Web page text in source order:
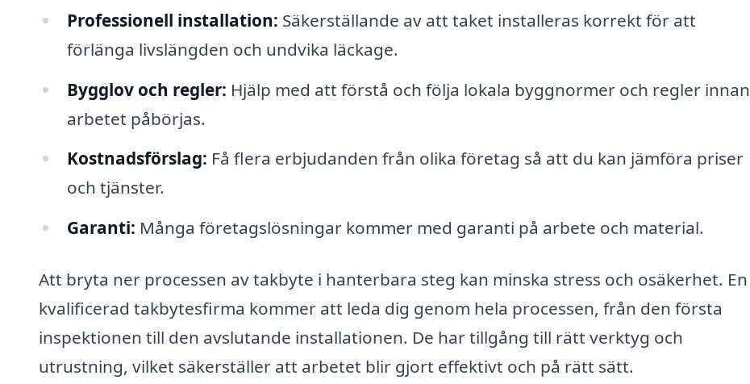
Professionell installation: Säkerställande av att taket installeras korrekt för att
förlänga livslängden och undvika läckage.
Bygglov och regler: Hjälp med att förstå och följa lokala byggnormer och regler innan
arbetet påbörjas.
Kostnadsförslag: Få flera erbjudanden från olika företag så att du kan jämföra priser
och tjänster.
Garanti: Många företagslösningar kommer med garanti på arbete och material.
Att bryta ner processen av takbyte i hanterbara steg kan minska stress och osäkerhet. En
kvalificerad takbytesfirma kommer att leda dig genom hela processen, från den första
inspektionen till den avslutande installationen. De har tillgång till rätt verktyg och
utrustning, vilket säkerställer att arbetet blir gjort effektivt och på rätt sätt.